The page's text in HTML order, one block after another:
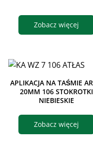
Zobacz więcej
APLIKACJA NA TAŚMIE
20MM 106 STOKROTKI
NIEBIESKIE
Zobacz więcej